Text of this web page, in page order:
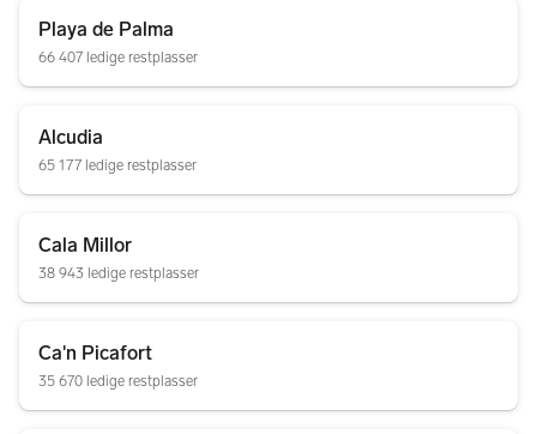
Playa de Palma
66 407 ledige restplasser
Alcudia
65 177 ledige restplasser
Cala Millor
38 943 ledige restplasser
Ca'n Picafort
35 670 ledige restplasser